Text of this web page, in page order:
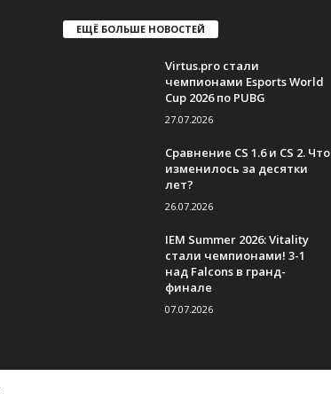
ЕЩЁ БОЛЬШЕ НОВОСТЕЙ
Virtus.pro стали
чемпионами Esports World
Cup 2026 по PUBG
27.07.2026
Сравнение CS 1.6 и CS 2. Что
изменилось за десятки
лет?
26.07.2026
IEM Summer 2026: Vitality
стали чемпионами! 3-1
над Falcons в гранд-
финале
07.07.2026